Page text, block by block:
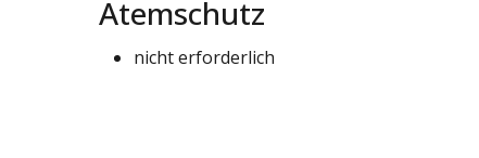
Atemschutz
nicht erforderlich